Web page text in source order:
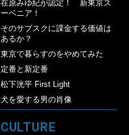
在原みゆ紀が認定！ 新東京ス
ーベニア！
そのサブスクに課金する価値は
あるか？
東京で暮らすのをやめてみた
定番と新定番
松下洸平 First Light
犬を愛する男の肖像
CULTURE